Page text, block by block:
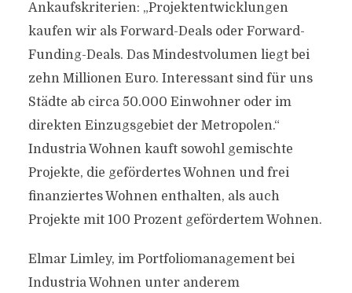
Ankaufskriterien: „Projektentwicklungen
kaufen wir als Forward-Deals oder Forward-
Funding-Deals. Das Mindestvolumen liegt bei
zehn Millionen Euro. Interessant sind für uns
Städte ab circa 50.000 Einwohner oder im
direkten Einzugsgebiet der Metropolen.“
Industria Wohnen kauft sowohl gemischte
Projekte, die gefördertes Wohnen und frei
finanziertes Wohnen enthalten, als auch
Projekte mit 100 Prozent gefördertem Wohnen.
Elmar Limley, im Portfoliomanagement bei
Industria Wohnen unter anderem